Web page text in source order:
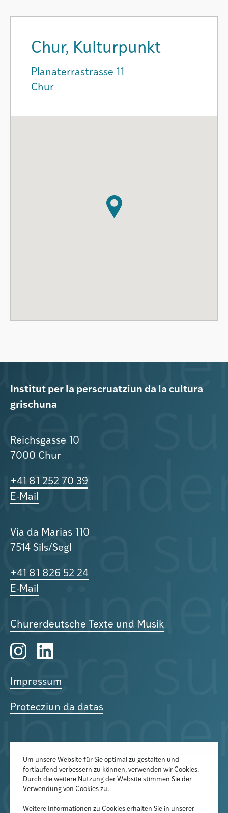
Chur, Kulturpunkt
Planaterrastrasse 11
Chur
Institut per la perscruatziun da la cultura
grischuna
Reichsgasse 10
7000 Chur
+41 81 252 70 39
E-Mail
Via da Marias 110
7514 Sils/Segl
+41 81 826 52 24
E-Mail
Churerdeutsche Texte und Musik
Impressum
Protecziun da datas
Der Newsletter informiert über
aktuelle Veranstaltungen,
Publikationen und
Um unsere Website für Sie optimal zu gestalten und
fortlaufend verbessern zu können, verwenden wir Cookies.
Durch die weitere Nutzung der Website stimmen Sie der
Verwendung von Cookies zu.
Weitere Informationen zu Cookies erhalten Sie in unserer